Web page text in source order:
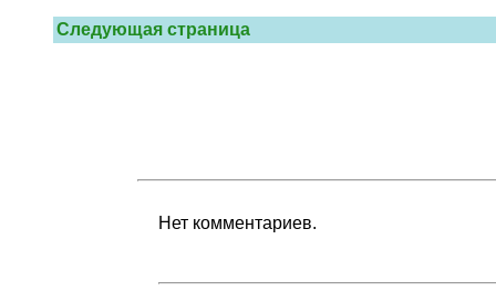
Следующая страница
Нет комментариев.